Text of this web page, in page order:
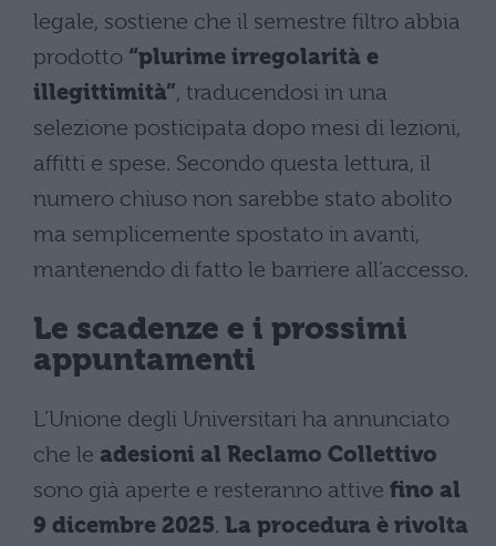
legale, sostiene che il semestre filtro abbia
prodotto “plurime irregolarità e
illegittimità”, traducendosi in una
selezione posticipata dopo mesi di lezioni,
affitti e spese. Secondo questa lettura, il
numero chiuso non sarebbe stato abolito
ma semplicemente spostato in avanti,
mantenendo di fatto le barriere all’accesso.
Le scadenze e i prossimi
appuntamenti
L’Unione degli Universitari ha annunciato
che le adesioni al Reclamo Collettivo
sono già aperte e resteranno attive fino al
9 dicembre 2025. La procedura è rivolta